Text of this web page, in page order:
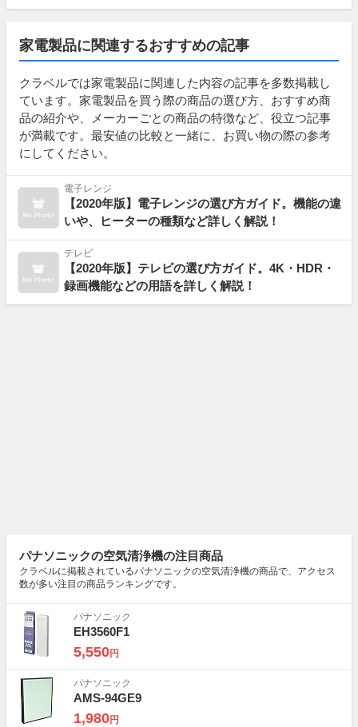
家電製品に関連するおすすめの記事
クラベルでは家電製品に関連した内容の記事を多数掲載し
ています。家電製品を買う際の商品の選び方、おすすめ商
品の紹介や、メーカーごとの商品の特徴など、役立つ記事
が満載です。最安値の比較と一緒に、お買い物の際の参考
にしてください。
電子レンジ
【2020年版】電子レンジの選び方ガイド。機能の違
いや、ヒーターの種類など詳しく解説！
テレビ
【2020年版】テレビの選び方ガイド。4K・HDR・
録画機能などの用語を詳しく解説！
パナソニックの空気清浄機の注目商品
クラベルに掲載されているパナソニックの空気清浄機の商品で、アクセス
数が多い注目の商品ランキングです。
パナソニック
EH3560F1
5,550円
パナソニック
AMS-94GE9
1,980円